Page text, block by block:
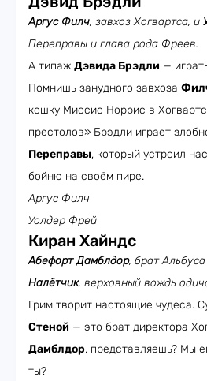
Аргус Филч, завхоз Хогвартса, и
Переправы и глава рода Фреев.
А типаж Дэвида Брэдли —
Помнишь занудного завхоза
кошку Миссис Норрис в
престолов» Брэдли играет
Переправы, который устроил
бойню на своём пире.
Аргус Филч
Уолдер Фрей
Киран Хайндс
Абефорт Дамблдор, брат
Налётчик, верховный вождь
Грим творит настоящие чудеса.
Стеной — это брат директора
Дамблдор, представляешь? Мы
ты?